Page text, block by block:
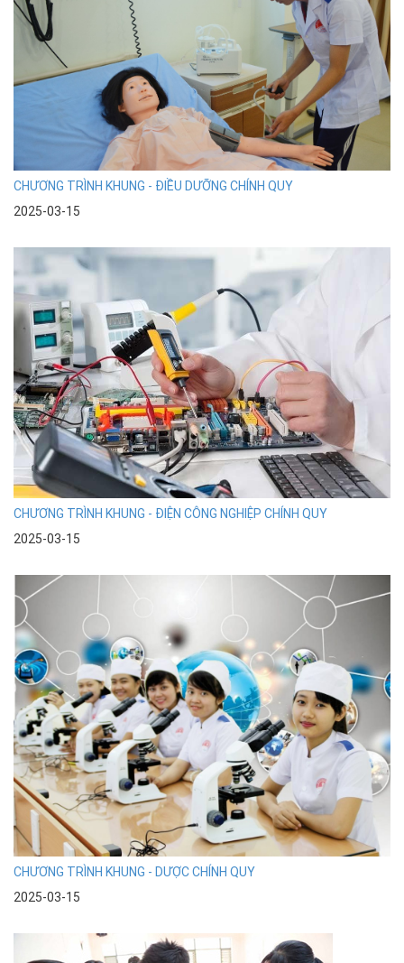
CHƯƠNG TRÌNH KHUNG - ĐIỀU DƯỠNG CHÍNH QUY
2025-03-15
CHƯƠNG TRÌNH KHUNG - ĐIỆN CÔNG NGHIỆP CHÍNH QUY
2025-03-15
CHƯƠNG TRÌNH KHUNG - DƯỢC CHÍNH QUY
2025-03-15